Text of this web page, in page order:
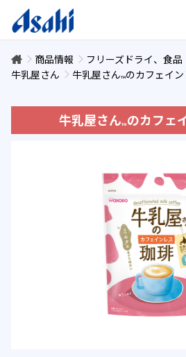
商品情報 フリーズドライ、食品
牛乳屋さん
牛乳屋さん™のカフェイ
牛乳屋さん™のカフェ